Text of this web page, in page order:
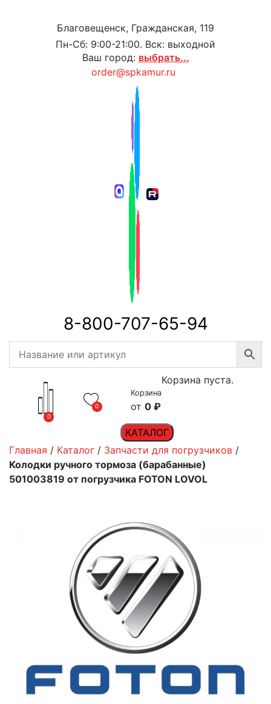
Благовещенск, Гражданская, 119
Пн-Сб: 9:00-21:00. Вск: выходной
Ваш город: выбрать...
order@spkamur.ru
8-800-707-65-94
0
0
Корзина
0 ₽
Корзина пуста.
КАТАЛОГ
Главная / Каталог / Запчасти для погрузчиков /
Колодки ручного тормоза (барабанные)
501003819 от погрузчика FOTON LOVOL